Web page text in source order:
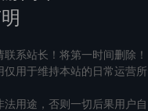
系站长！将第一时间删除！
用于维持本站的日常运营所
用途，否则一切后果用户自